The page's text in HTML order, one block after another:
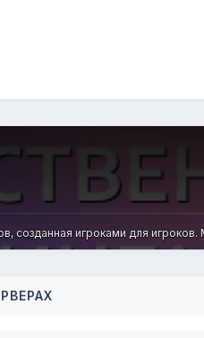
созданная игроками для